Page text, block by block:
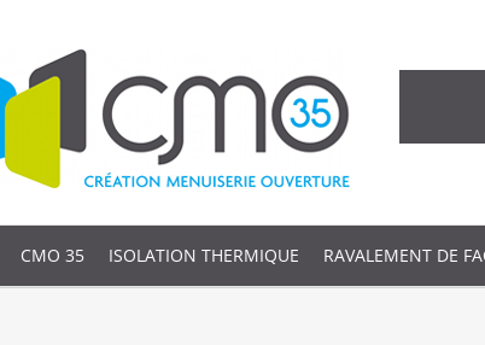
CMO 35 ISOLATION THERMIQUE RAVALEMENT DE